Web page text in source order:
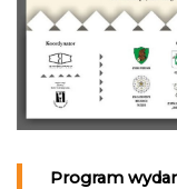
Program